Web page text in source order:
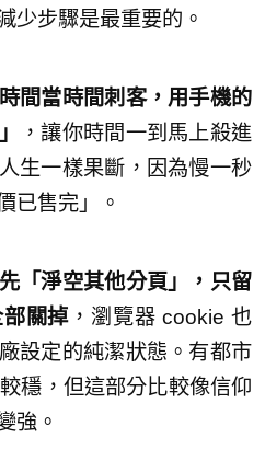
少步驟是最重要的。
間當時間刺客，用手機的
，讓你時間一到馬上殺進
生一樣果斷，因為慢一秒
已售完」。
「淨空其他分頁」，只留
關掉 ，瀏覽器 cookie 也
設定的純潔狀態。有都市
穩，但這部分比較像信仰
強。